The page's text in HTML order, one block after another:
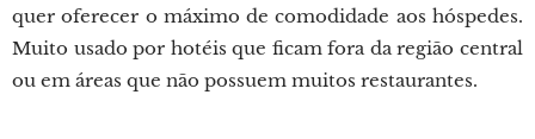
quer oferecer o máximo de comodidade aos hóspedes.
Muito usado por hotéis que ficam fora da região central
ou em áreas que não possuem muitos restaurantes.